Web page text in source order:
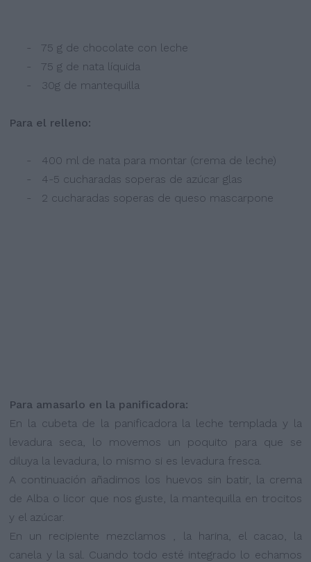
- 75 g de chocolate con leche
- 75 g de nata líquida
- 30g de mantequilla
Para el relleno:
- 400 ml de nata para montar (crema de leche)
- 4-5 cucharadas soperas de azúcar glas
- 2 cucharadas soperas de queso mascarpone
Para amasarlo en la panificadora:
En la cubeta de la panificadora la leche templada y la
levadura seca, lo movemos un poquito para que se
diluya la levadura, lo mismo si es levadura fresca.
A continuación añadimos los huevos sin batir, la crema
de Alba o licor que nos guste, la mantequilla en trocitos
y el azúcar.
En un recipiente mezclamos , la harina, el cacao, la
canela y la sal. Cuando todo esté integrado lo echamos